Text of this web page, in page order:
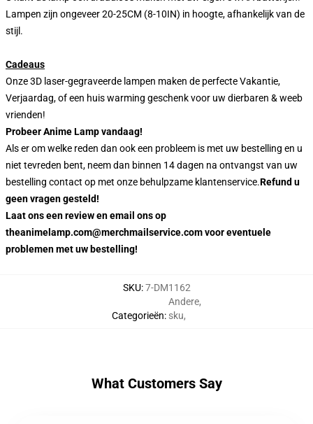
Lampen zijn ongeveer 20-25CM (8-10IN) in hoogte, afhankelijk van de
stijl.
Cadeaus
Onze 3D laser-gegraveerde lampen maken de perfecte Vakantie,
Verjaardag, of een huis warming geschenk voor uw dierbaren & weeb
vrienden!
Probeer Anime Lamp vandaag!
Als er om welke reden dan ook een probleem is met uw bestelling en u
niet tevreden bent, neem dan binnen 14 dagen na ontvangst van uw
bestelling contact op met onze behulpzame klantenservice.Refund u
geen vragen gesteld!
Laat ons een review en email ons op
theanimelamp.com@merchmailservice.com voor eventuele
problemen met uw bestelling!
SKU:7-DM1162
Categorieën:
Andere,
sku,
What Customers Say